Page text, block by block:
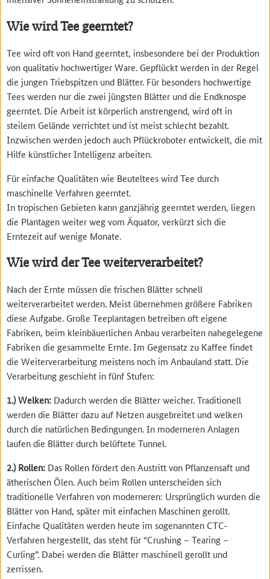
Wie wird Tee geerntet?
Tee wird oft von Hand geerntet, insbesondere bei der Produktion
von qualitativ hochwertiger Ware. Gepflückt werden in der Regel
die jungen Triebspitzen und Blätter. Für besonders hochwertige
Tees werden nur die zwei jüngsten Blätter und die Endknospe
geerntet. Die Arbeit ist körperlich anstrengend, wird oft in
steilem Gelände verrichtet und ist meist schlecht bezahlt.
Inzwischen werden jedoch auch Pflückroboter entwickelt, die mit
Hilfe künstlicher Intelligenz arbeiten.
Für einfache Qualitäten wie Beuteltees wird Tee durch
maschinelle Verfahren geerntet.
In tropischen Gebieten kann ganzjährig geerntet werden, liegen
die Plantagen weiter weg vom Äquator, verkürzt sich die
Erntezeit auf wenige Monate.
Wie wird der Tee weiterverarbeitet?
Nach der Ernte müssen die frischen Blätter schnell
weiterverarbeitet werden. Meist übernehmen größere Fabriken
diese Aufgabe. Große Teeplantagen betreiben oft eigene
Fabriken, beim kleinbäuerlichen Anbau verarbeiten nahegelegene
Fabriken die gesammelte Ernte. Im Gegensatz zu Kaffee findet
die Weiterverarbeitung meistens noch im Anbauland statt. Die
Verarbeitung geschieht in fünf Stufen:
1.) Welken: Dadurch werden die Blätter weicher. Traditionell
werden die Blätter dazu auf Netzen ausgebreitet und welken
durch die natürlichen Bedingungen. In moderneren Anlagen
laufen die Blätter durch belüftete Tunnel.
2.) Rollen: Das Rollen fördert den Austritt von Pflanzensaft und
ätherischen Ölen. Auch beim Rollen unterscheiden sich
traditionelle Verfahren von moderneren: Ursprünglich wurden die
Blätter von Hand, später mit einfachen Maschinen gerollt.
Einfache Qualitäten werden heute im sogenannten CTC-
Verfahren hergestellt, das steht für “Crushing – Tearing –
Curling”. Dabei werden die Blätter maschinell gerollt und
zerrissen.